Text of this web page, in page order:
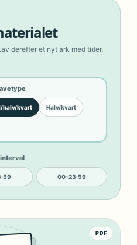
derefter et nyt ark med tider,
halv/kvart Halv/kvart
00–23:59
PDF